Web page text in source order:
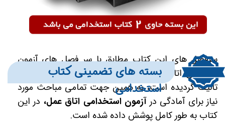
سرفصل های این کتاب مطابق با سر فصل های آزمون
تخصصیاتاق عملاعلام شده از طرف وزارت بهداشت
تالیف گردیده است، به همین جهت تمامی مباحث مورد
نیاز برای آمادگی درآزمون استخدامی اتاق عمل، در این
کتاب به طور کامل پوشش داده شده است.
بسته های تضمینی کتاب
استخدامی